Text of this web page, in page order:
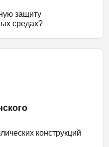
защиту
средах?
конструкций